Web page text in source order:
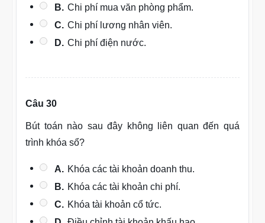
B. Chi phí mua văn phòng phẩm.
C. Chi phí lương nhân viên.
D. Chi phí điện nước.
Câu 30
Bút toán nào sau đây không liên quan đến quá
trình khóa sổ?
A. Khóa các tài khoản doanh thu.
B. Khóa các tài khoản chi phí.
C. Khóa tài khoản cổ tức.